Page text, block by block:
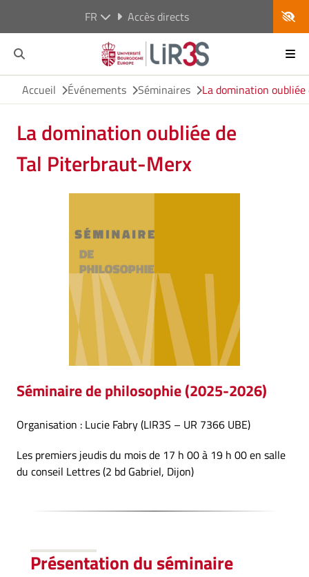
FR Accès directs
Accueil Événements Séminaires La domination
La domination oubliée de
Tal Piterbraut-Merx
Séminaire de philosophie(2025-2026)
Organisation : Lucie Fabry (LIR3S – UR 7366 UBE)
Les premiers jeudis du mois de 17 h 00 à 19 h 00 en salle
du conseil Lettres (2 bd Gabriel, Dijon)
Présentation du séminaire